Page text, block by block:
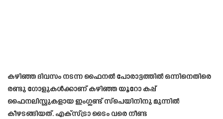
കഴിഞ്ഞ ദിവസം നടന്ന ഫൈനൽ പോരാട്ടത്തിൽ ഒന്നിനെതിരെ
രണ്ടു ഗോളുകൾക്കാണ് കഴിഞ്ഞ യൂറോ കപ്പ്
ഫൈനലിസ്റ്റുകളായ ഇംഗ്ലണ്ട് സ്പെയിനിനു മുന്നിൽ
കീഴടങ്ങിയത്. എക്‌സ്ട്രാ ടൈം വരെ നീണ്ട